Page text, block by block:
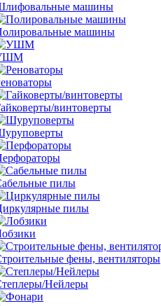
машины
машины
винтоверты
пилы
пилы
фены, вентиляторы
Нейлеры